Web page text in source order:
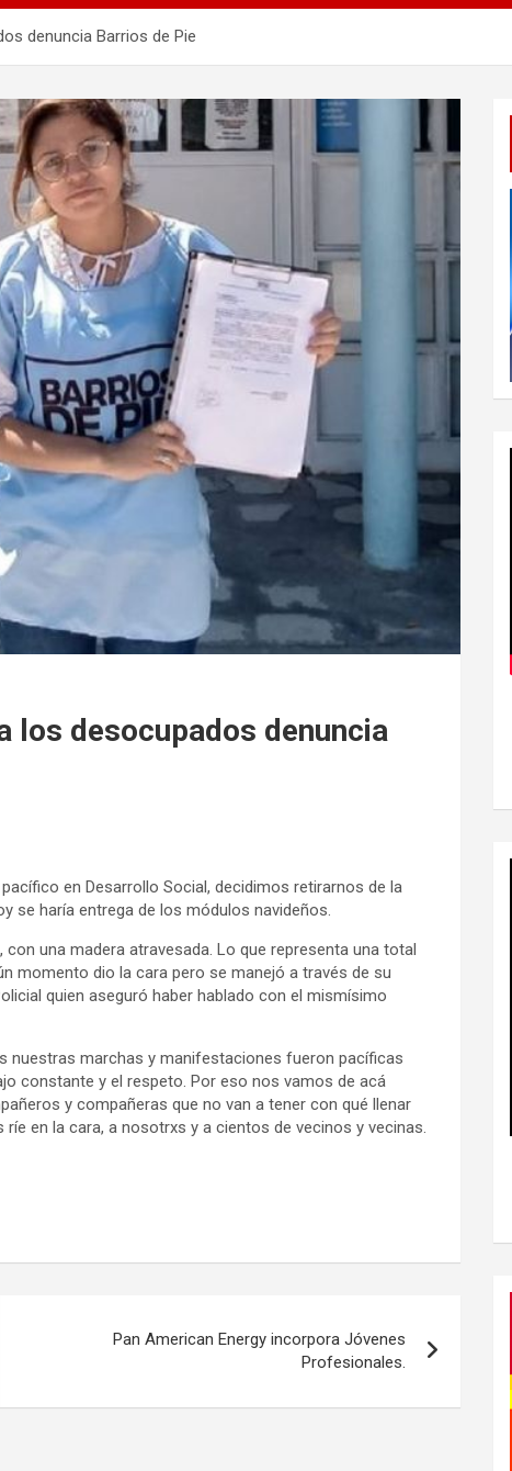
denuncia Barrios de Pie
los desocupados denuncia
en Desarrollo Social, decidimos retirarnos de la
se haría entrega de los módulos navideños.
una madera atravesada. Lo que representa una total
momento dio la cara pero se manejó a través de su
quien aseguró haber hablado con el mismísimo
nuestras marchas y manifestaciones fueron pacíficas
constante y el respeto. Por eso nos vamos de acá
y compañeras que no van a tener con qué llenar
en la cara, a nosotrxs y a cientos de vecinos y vecinas.
Pan American Energy incorpora Jóvenes
Profesionales.